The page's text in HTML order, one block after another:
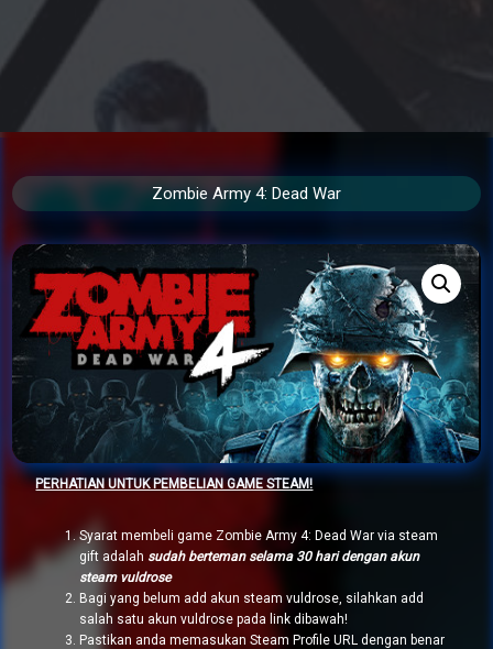
Zombie Army 4: Dead War
PERHATIAN UNTUK PEMBELIAN GAME STEAM!
Syarat membeli game Zombie Army 4: Dead War via steam
gift adalah sudah berteman selama 30 hari dengan akun
steam vuldrose
Bagi yang belum add akun steam vuldrose, silahkan add
salah satu akun vuldrose pada link dibawah!
Pastikan anda memasukan Steam Profile URL dengan benar